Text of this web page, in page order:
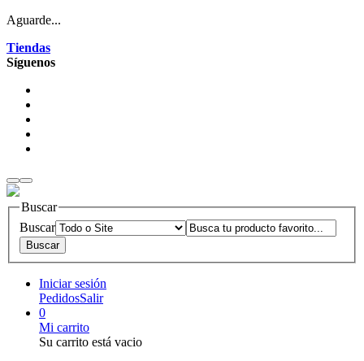
Aguarde...
Tiendas
Síguenos
Buscar
Buscar
Iniciar sesión
PedidosSalir
0
Mi carrito
Su carrito está vacio